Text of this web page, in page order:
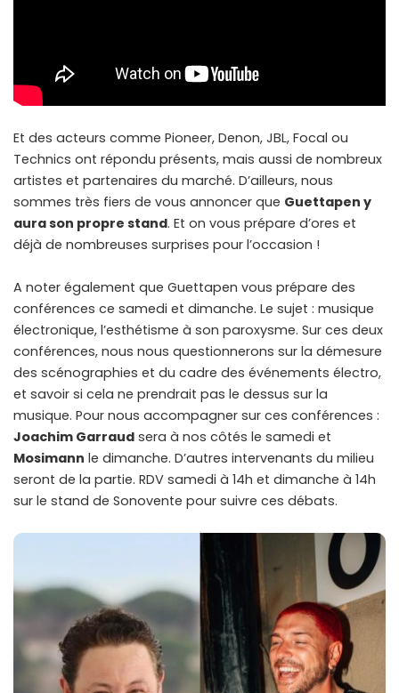
Et des acteurs comme Pioneer, Denon, JBL, Focal ou
Technics ont répondu présents, mais aussi de nombreux
artistes et partenaires du marché. D’ailleurs, nous
sommes très fiers de vous annoncer que Guettapen y
aura son propre stand. Et on vous prépare d’ores et
déjà de nombreuses surprises pour l’occasion !
A noter également que Guettapen vous prépare des
conférences ce samedi et dimanche. Le sujet : musique
électronique, l’esthétisme à son paroxysme. Sur ces deux
conférences, nous nous questionnerons sur la démesure
des scénographies et du cadre des événements électro,
et savoir si cela ne prendrait pas le dessus sur la
musique. Pour nous accompagner sur ces conférences :
Joachim Garraud sera à nos côtés le samedi et
Mosimann le dimanche. D’autres intervenants du milieu
seront de la partie. RDV samedi à 14h et dimanche à 14h
sur le stand de Sonovente pour suivre ces débats.